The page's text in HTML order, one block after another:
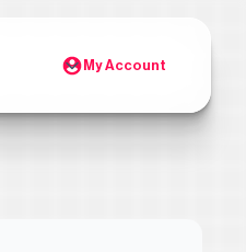
My Account